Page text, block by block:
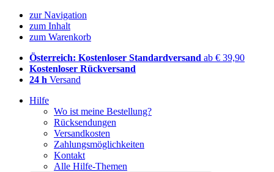
zur Navigation
zum Inhalt
zum Warenkorb
Österreich: Kostenloser Standardversand ab € 39,90
Kostenloser Rückversand
24 h Versand
Hilfe
Wo ist meine Bestellung?
Rücksendungen
Versandkosten
Zahlungsmöglichkeiten
Kontakt
Alle Hilfe-Themen